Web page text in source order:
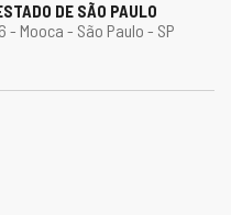
DE SÃO PAULO
- Mooca - São Paulo - SP